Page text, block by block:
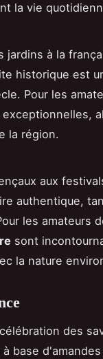
la vie
jardins à la
historique est
Pour les
la région.
aux
authentique,
les amateurs
sont
la nature
des
base